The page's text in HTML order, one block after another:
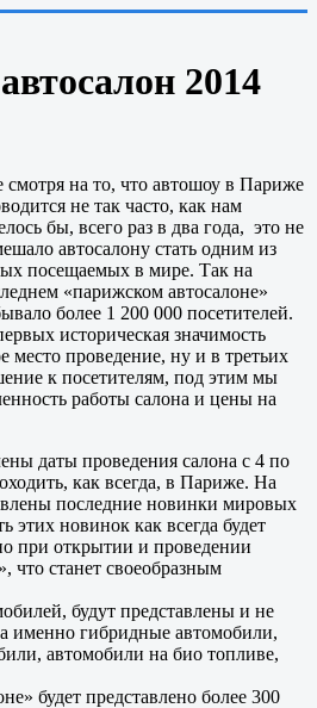
2014
смотря на то, что автошоу в Париже
не так часто, как нам
бы, всего раз в два года, это не
автосалону стать одним из
посещаемых в мире. Так на
«парижском автосалоне»
более 1 200 000 посетителей.
историческая значимость
место проведение, ну и в третьих
к посетителям, под этим мы
работы салона и цены на
даты проведения салона с 4 по
как всегда, в Париже. На
последние новинки мировых
этих новинок как всегда будет
при открытии и проведении
что станет своеобразным
будут представлены и не
именно гибридные автомобили,
автомобили на био топливе,
будет представлено более 300